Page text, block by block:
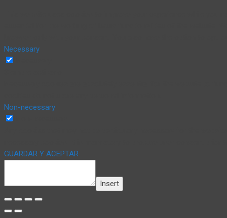
Necessary
Non-necessary
GUARDAR Y ACEPTAR
Insert